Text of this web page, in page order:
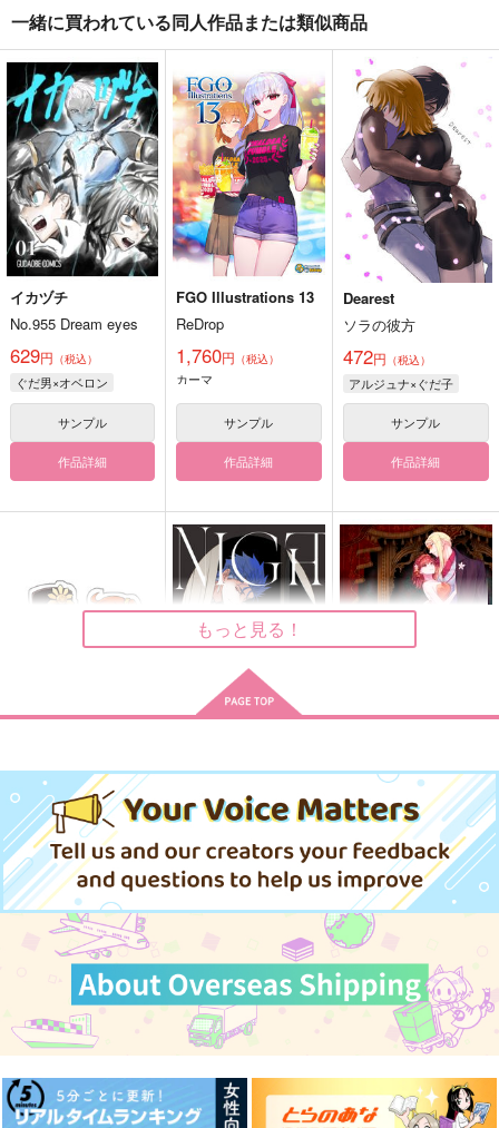
一緒に買われている同人作品または類似商品
イカヅチ
No.955 Dream eyes
629円 （税込）
ぐだ男×オベロン
サンプル
作品詳細
FGO Illustrations 13
ReDrop
1,760円 （税込）
カーマ
サンプル
作品詳細
Dearest
ソラの彼方
472円 （税込）
アルジュナ×ぐだ子
サンプル
作品詳細
ット
Lanius
1,572円 （税込）
織田信勝
サンプル
作品詳細
472円（税込）
クー・フーリン×エミヤ
のあとで
ナラヤマヤママ
629 （税込）
テスカトリポカ×ぐだ子
サンプル
もっと見る！